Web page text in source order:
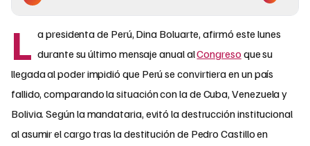
L a presidenta de Perú, Dina Boluarte, afirmó este lunes
durante su último mensaje anual alCongreso que su
llegada al poder impidió que Perú se convirtiera en un país
fallido, comparando la situación con la de Cuba, Venezuela y
Bolivia. Según la mandataria, evitó la destrucción institucional
al asumir el cargo tras la destitución de Pedro Castillo en